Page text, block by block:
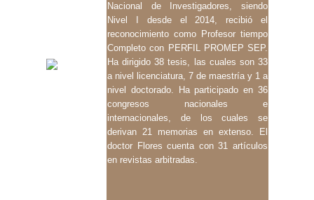
Nacional de Investigadores, siendo
Nivel I desde el 2014, recibió el
reconocimiento como Profesor tiempo
Completo con PERFIL PROMEP SEP.
Ha dirigido 38 tesis, las cuales son 33
a nivel licenciatura, 7 de maestría y 1 a
nivel doctorado. Ha participado en 36
congresos nacionales e
internacionales, de los cuales se
derivan 21 memorias en extenso. El
doctor Florescuenta con 31 artículos
en revistas arbitradas.